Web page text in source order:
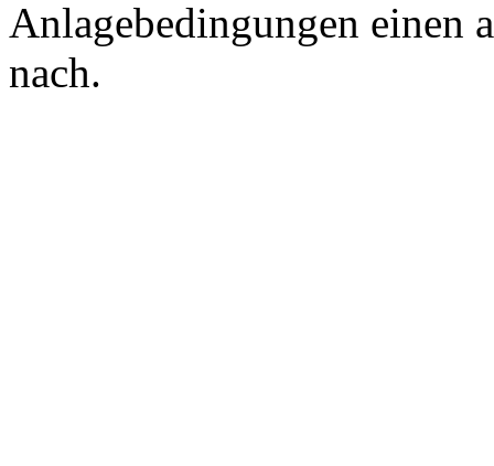
Anlagebedingungen einen
nach.